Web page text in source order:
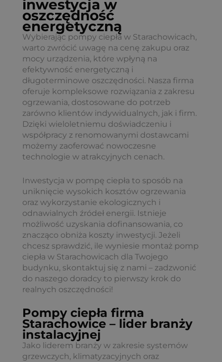
inwestycja w
oszczędność
energetyczną
Wybierając pompy ciepła w Starachowicach,
warto zwrócić uwagę na cenę zakupu oraz
mocy urządzenia, które wpłyną na
efektywność energetyczną i
długoterminowe oszczędności. Nasza firma
oferuje kompleksowe rozwiązania z zakresu
ogrzewania, dostosowane do potrzeb
zarówno klientów indywidualnych, jak i firm.
Dzięki wieloletniemu doświadczeniu i
współpracy z renomowanymi dostawcami
możemy zaoferować nowoczesne
technologie w atrakcyjnych cenach.
Inwestycja w pompę ciepła to sposób na
uniknięcie wysokich kosztów ogrzewania
oraz wykorzystanie ekologicznych i
odnawialnych źródeł energii. Istnieje
możliwość uzyskania dofinansowania, co
znacząco obniża koszty inwestycji. Jeżeli
chcesz sprawdzić, ile wyniesie montaż pomp
ciepła w Starachowicach dla Twojego
budynku, skontaktuj się z nami – zadzwonić
do naszego doradcy to pierwszy krok do
realnych oszczędności!
Pompy ciepła firma
Starachowice – lider branży
instalacyjnej
Jako liderem branży w zakresie systemów
grzewczych, klimatyzacyjnych oraz